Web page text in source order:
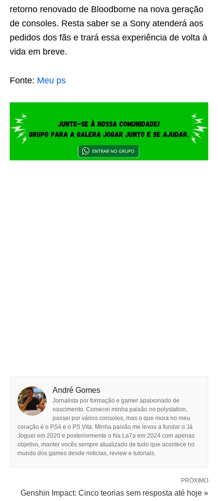
retorno renovado de Bloodborne na nova geração
de consoles. Resta saber se a Sony atenderá aos
pedidos dos fãs e trará essa experiência de volta à
vida em breve.
Fonte: Meu ps
André Gomes
Jornalista por formação e gamer apaixonado de
nascimento. Comecei minha paixão no polystation,
passei por vários consoles, mas o que mora no meu
coração é o PS4 e o PS Vita. Minha paixão me levou a fundar o Já
Joguei em 2020 e posteriormente o Na La7a em 2024 com apenas
objetivo, manter vocês sempre atualizado de tudo que acontece no
mundo dos games desde noticias, review e tutoriais.
PRÓXIMO
Genshin Impact: Cinco teorias sem resposta até hoje »